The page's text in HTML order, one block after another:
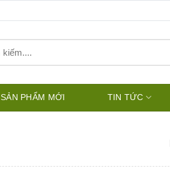
SẢN PHẨM MỚI TIN TỨC